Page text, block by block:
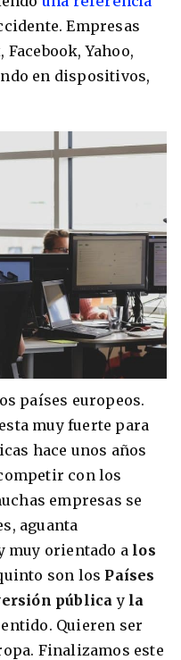
Empresas
Yahoo,
en dispositivos,
países europeos.
muy fuerte para
hace unos años
con los
empresas se
aguanta
muy orientado a los
son los Países
pública y la
Quieren ser
Finalizamos este